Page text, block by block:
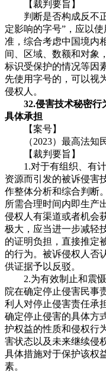
【裁判要旨】
判断是否构成反不正
定影响的字号”，应以
准，综合考虑中国境内
间、区域、数额和对象
标识受保护的情况等因
先使用字号的，可以视
侵权人。
32.侵害技术秘密
具体承担
【案号】
（2023）最高法知
【裁判要旨】
1.对于有组织、有计
资源而引发的被诉侵害
作整体分析和综合判断
所需合理时间内即生产
侵权人有渠道或者机会
极大，应当进一步减轻
的证明负担，直接推定
的行为。被诉侵权人否
供证据予以反驳。
2.为有效制止和震慑
院在确定停止侵害民事
利人对停止侵害责任承
确定停止侵害的具体方
护权益的性质和侵权行
害状态以及未来继续侵
具体措施对于保护该权
素。